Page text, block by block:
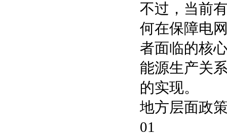
不过，当前
何在保障电
者面临的核
能源生产关
的实现。‌
地方层面政
01